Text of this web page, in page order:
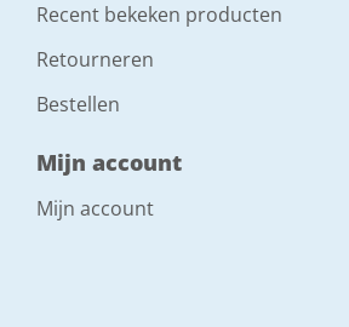
Recent bekeken producten
Retourneren
Bestellen
Mijn account
Mijn account